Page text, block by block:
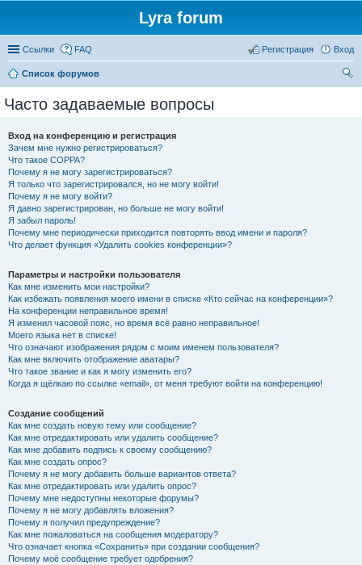
Lyra forum
Ссылки FAQ Вход
Регистрация
Список форумов
Часто задаваемые вопросы
Вход на конференцию и регистрация
Зачем мне нужно регистрироваться?
Что такое COPPA?
Почему я не могу зарегистрироваться?
Я только что зарегистрировался, но не могу войти!
Почему я не могу войти?
Я давно зарегистрирован, но больше не могу войти!
Я забыл пароль!
Почему мне периодически приходится повторять ввод имени и пароля?
Что делает функция «Удалить cookies конференции»?
Параметры и настройки пользователя
Как мне изменить мои настройки?
Как избежать появления моего имени в списке «Кто сейчас на конференции»?
На конференции неправильное время!
Я изменил часовой пояс, но время всё равно неправильное!
Моего языка нет в списке!
Что означают изображения рядом с моим именем пользователя?
Как мне включить отображение аватары?
Что такое звание и как я могу изменить его?
Когда я щёлкаю по ссылке «email», от меня требуют войти на конференцию!
Создание сообщений
Как мне создать новую тему или сообщение?
Как мне отредактировать или удалить сообщение?
Как мне добавить подпись к своему сообщению?
Как мне создать опрос?
Почему я не могу добавить больше вариантов ответа?
Как мне отредактировать или удалить опрос?
Почему мне недоступны некоторые форумы?
Почему я не могу добавлять вложения?
Почему я получил предупреждение?
Как мне пожаловаться на сообщения модератору?
Что означает кнопка «Сохранить» при создании сообщения?
Почему моё сообщение требует одобрения?